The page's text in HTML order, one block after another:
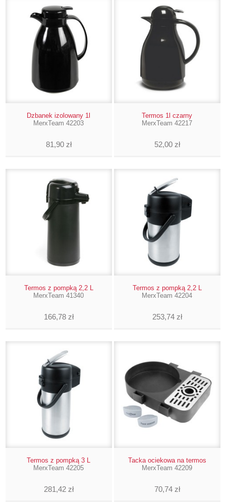
Dzbanek izolowany 1l
MerxTeam 42203
81,90 zł
Termos 1l czarny
MerxTeam 42217
52,00 zł
Termos z pompką 2,2 L
MerxTeam 41340
166,78 zł
Termos z pompką 2,2 L
MerxTeam 42204
253,74 zł
Termos z pompką 3 L
MerxTeam 42205
281,42 zł
Tacka ociekowa na termos
MerxTeam 42209
70,74 zł